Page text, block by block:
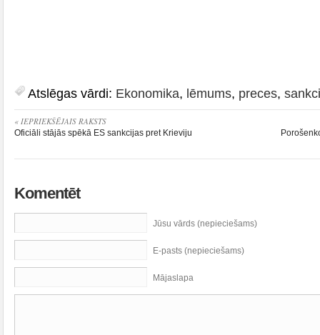
Atslēgas vārdi: Ekonomika, lēmums, preces,
« IEPRIEKŠĒJAIS RAKSTS
Oficiāli stājās spēkā ES sankcijas pret Krieviju
Komentēt
Jūsu vārds (nepieciešams)
E-pasts (nepieciešams)
Mājaslapa